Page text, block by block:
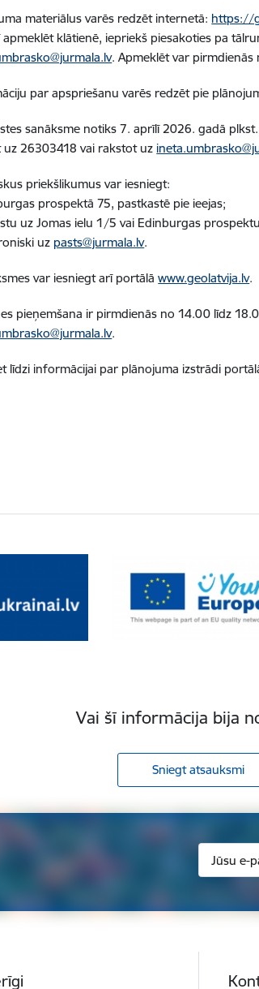
materiālus varēs redzēt internetā: https://
apmeklēt klātienē, iepriekš piesakoties pa
. Apmeklēt var
par apspriešanu varēs redzēt pie
sanāksme notiks 7. aprīlī 2026. gadā
uz 26303418 vai rakstot uz
priekšlikumus var iesniegt:
prospektā 75, pastkastē pie ieejas;
uz Jomas ielu 1/5 vai Edinburgas
uz pasts@jurmala.lv.
var iesniegt arī portālāwww.geolatvija.lv.
pieņemšana ir pirmdienās no 14.00 līdz
.
līdzi informācijai par plānojuma izstrādi
Vai šī informācija bija
Sniegt atsauksmi